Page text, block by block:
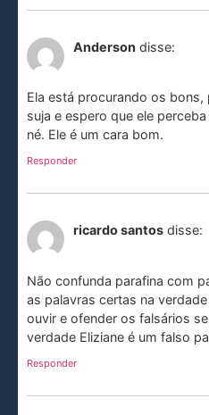
Anderson disse:
Ela está procurando os bons,
suja e espero que ele
né. Ele é um cara bom.
Responder
ricardo santos disse:
Não confunda parafina com
as palavras certas na
ouvir e ofender os falsários
verdade Eliziane é um falso
Responder